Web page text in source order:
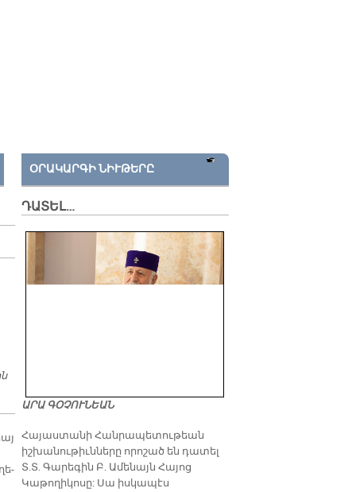
ԱՆԱԿՆԿԱԼ ԱՅՑ ՄԸ՝ ԴԷՊԻ ԱՏԱՆԱ
ՕՐԱԿԱՐԳԻ ՆԻՒԹԵՐԸ
ԴԱՏԵԼ…
ԱՐԱ ԳՕՉՈՒՆԵԱՆ
​Հայաստանի Հանրապետութեան
իշխանութիւնները որոշած են դատել
Տ.Տ. Գարեգին Բ. Ամենայն Հայոց
Կաթողիկոսը: Սա իսկապէս